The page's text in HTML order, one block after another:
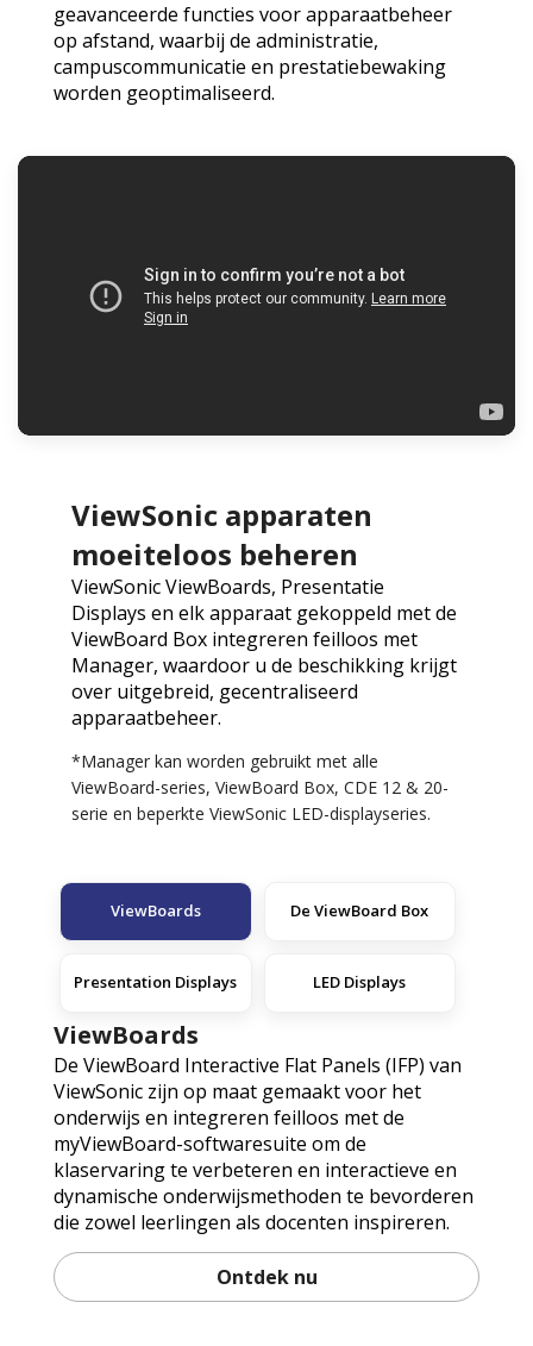
geavanceerde functies voor apparaatbeheer
op afstand, waarbij de administratie,
campuscommunicatie en prestatiebewaking
worden geoptimaliseerd.
ViewSonic apparaten
moeiteloos beheren
ViewSonic ViewBoards, Presentatie
Displays en elk apparaat gekoppeld met de
ViewBoard Box integreren feilloos met
Manager, waardoor u de beschikking krijgt
over uitgebreid, gecentraliseerd
apparaatbeheer.
*Manager kan worden gebruikt met alle
ViewBoard-series, ViewBoard Box, CDE 12 & 20-
serie en beperkte ViewSonic LED-displayseries.
ViewBoards De ViewBoard Box
Presentation Displays LED Displays
ViewBoards
De ViewBoard Interactive Flat Panels (IFP) van
ViewSonic zijn op maat gemaakt voor het
onderwijs en integreren feilloos met de
myViewBoard-softwaresuite om de
klaservaring te verbeteren en interactieve en
dynamische onderwijsmethoden te bevorderen
die zowel leerlingen als docenten inspireren.
Ontdek nu